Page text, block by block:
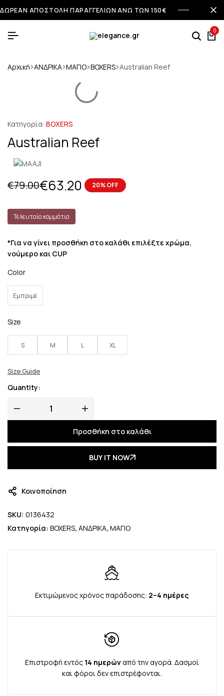
ΔΩΡΕΑΝ ΑΠΟΣΤΟΛΗ ΠΑΡΑΓΓΕΛΙΩΝ ΑΝΩ ΤΩΝ 150€
0
Αρχική ΑΝΔΡΙΚΑ ΜΑΓΙΟ BOXERS Australian Reef
Κατηγορία: BOXERS
Australian Reef
€79.00€63.20 20% OFF
Τελευταία κομμάτια
*Για να γίνει προσθήκη στο καλάθι επιλέξτε χρώμα,
νούμερο και CUP
Color
Εμπριμέ
Size
S M L XL
Size Guide
Quantity:
Προσθήκη στο καλάθι
BUY IT NOW
Κοινοποίηση
SKU: 0136432
Κατηγορία: BOXERS, ΑΝΔΡΙΚΑ, ΜΑΓΙΟ
Εκτιμώμενος χρόνος παράδοσης: 2–4 ημέρες
Επιστροφή εντός 14 ημερώναπό την αγορά. Δασμοί
και φόροι δεν επιστρέφονται.